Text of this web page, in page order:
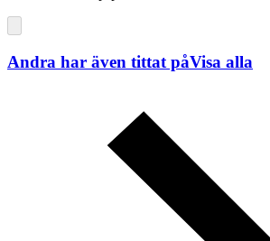
Andra har även tittat påVisa alla